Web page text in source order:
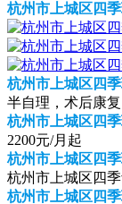
杭州市上城区四
杭州市上城区四
半自理，术后康复
杭州市上城区四
2200元/月起
杭州市上城区四
杭州市上城区四
杭州市上城区四